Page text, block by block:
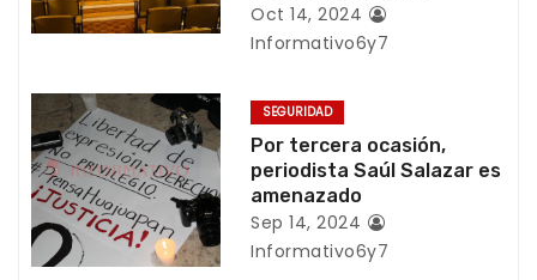
e
t
r
a
Oct 14, 2024
Informativo6y7
SEGURIDAD
Por tercera ocasión,
periodista Saúl Salazar es
amenazado
Sep 14, 2024
Informativo6y7